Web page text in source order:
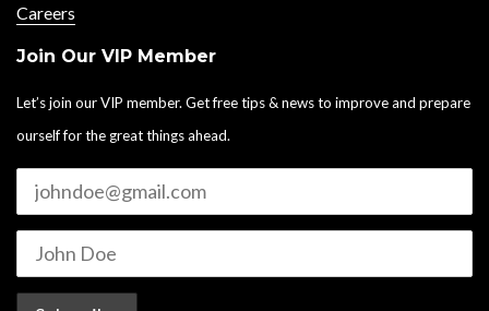
Careers
Join Our VIP Member
Let’s join our VIP member. Get free tips & news to improve and prepare
ourself for the great things ahead.